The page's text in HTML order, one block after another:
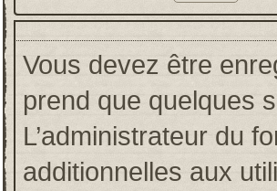
Vous devez être
prend que quelques
L’administrateur du
additionnelles aux